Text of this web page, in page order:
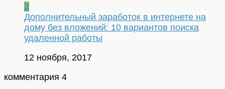
2
Дополнительный заработок в интернете на
дому без вложений: 10 вариантов поиска
удаленной работы
12 ноября, 2017
комментария 4